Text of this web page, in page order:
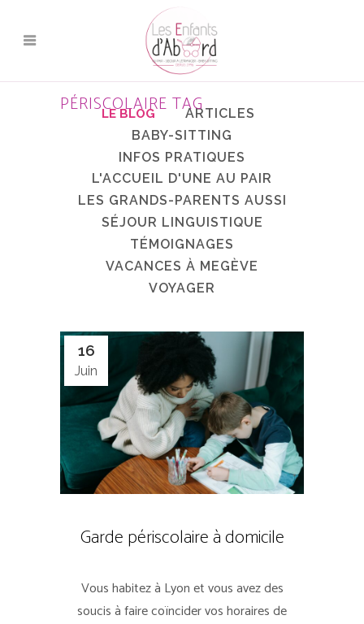
PÉRISCOLAIRE TAGARTICLES
BABY-SITTING
INFOS PRATIQUES
L'ACCUEIL D'UNE AU PAIR
LES GRANDS-PARENTS AUSSI
SÉJOUR LINGUISTIQUE
TÉMOIGNAGES
VACANCES À MEGÈVE
VOYAGER
16
Juin
Garde périscolaire à domicile
Vous habitez à Lyon et vous avez des
soucis à faire coïncider vos horaires de